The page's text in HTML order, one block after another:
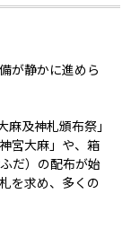
が静かに進めら
及神札頒布祭」
宮大麻」や、箱
だ）の配布が始
を求め、多くの